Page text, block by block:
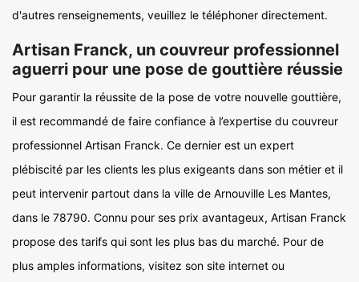
d'autres renseignements, veuillez le téléphoner directement.
Artisan Franck, un couvreur professionnel
aguerri pour une pose de gouttière réussie
Pour garantir la réussite de la pose de votre nouvelle gouttière,
il est recommandé de faire confiance à l’expertise du couvreur
professionnel Artisan Franck. Ce dernier est un expert
plébiscité par les clients les plus exigeants dans son métier et il
peut intervenir partout dans la ville de Arnouville Les Mantes,
dans le 78790. Connu pour ses prix avantageux, Artisan Franck
propose des tarifs qui sont les plus bas du marché. Pour de
plus amples informations, visitez son site internet ou